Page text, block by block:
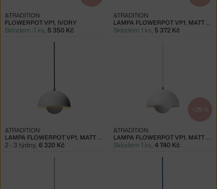
FLOWERPOT VP1, IVORY
&TRADITION
Skladem 3 ks, 5 350 Kč
LAMPA FLOWERPOT VP1, MATT BLACK
&TRADITION
Skladem 1 ks, 5 372 Kč
LAMPA FLOWERPOT VP1, MATT LIGHT GREY
&TRADITION
2 - 3 týdny, 6 320 Kč
−25 %
LAMPA FLOWERPOT VP1, MATT WHITE
&TRADITION
Skladem 1 ks, 4 740 Kč